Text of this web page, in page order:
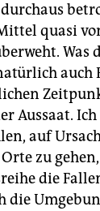
quasi
Was
auch
Aussaat.
auf
zu
die
die